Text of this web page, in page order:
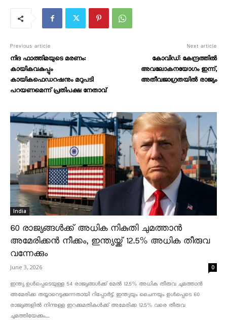
Previous article
നിദ ഫാത്തിമയുടെ മരണം:
കായികവകുപ്പും
കായികഫെഡറഷനും മറുപടി
പറയണമെന്ന് പ്രതിപക്ഷ നേതാവ്
Next article
കോവിഡ്: കേന്ദ്രത്തിൽ
അവലോകനയോഗം ഇന്ന്‌,
അതീവജാഗ്രതയിൽ രാജ്യം
India
60 രാജ്യങ്ങൾക്ക് അധിക നികുതി ചുമത്താൻ
അമേരിക്കൻ നീക്കം, ഇന്ത്യയ്ക്ക് 12.5% അധിക തീരുവ
വന്നേക്കും
June 3, 2026 0
ഇന്ത്യ ഉൾപ്പെടെയുള്ള 54 രാജ്യങ്ങൾക്ക് മേൽ 12.5% അധിക തീരുവ ചുമത്താൻ
അമേരിക്ക തയ്യാറെടുക്കുന്നതായി റിപ്പോർട്ട്. ഇന്ത്യയും ചൈനയും ഉൾപ്പെടെ 60
രാജ്യങ്ങളിൽ നിന്നുള്ള ഇറക്കുമതികൾക്ക് അമേരിക്ക 12.5% ​​വരെ തീരുവ
ചുമത്തിയേക്കും....